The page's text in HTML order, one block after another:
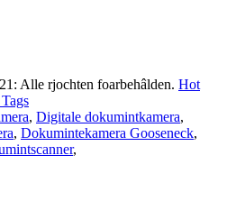
Alle rjochten foarbehâlden. Hot
, Digitale dokumintkamera,
, Dokumintekamera Gooseneck,
,